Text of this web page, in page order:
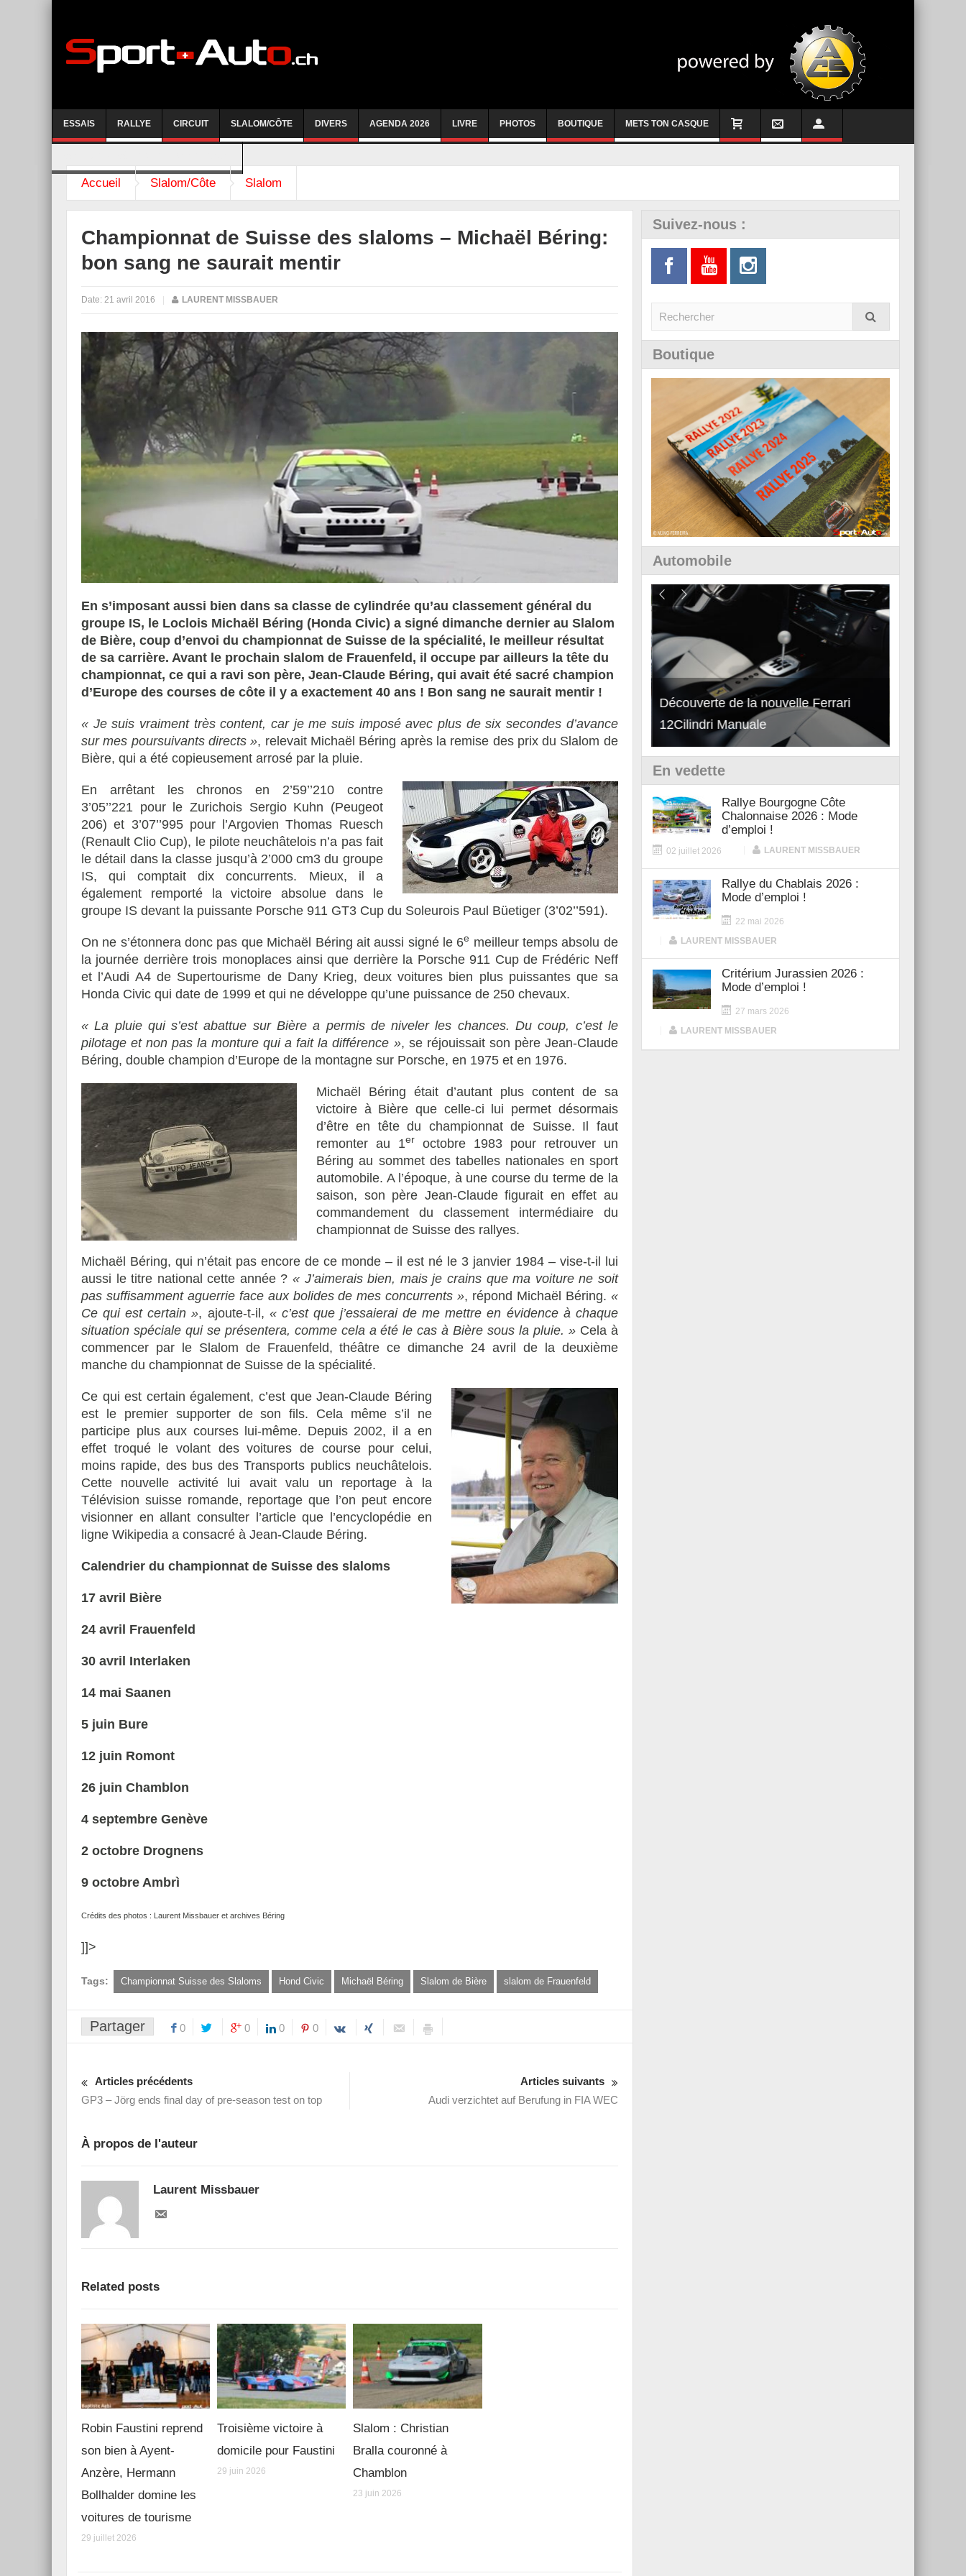
ESSAIS RALLYE CIRCUIT SLALOM/CÔTE DIVERS AGENDA 2026 LIVRE PHOTOS BOUTIQUE METS TON CASQUE
Accueil Slalom/Côte Slalom
Championnat de Suisse des slaloms – Michaël Béring:
bon sang ne saurait mentir
Date: 21 avril 2016 LAURENT MISSBAUER
En s’imposant aussi bien dans sa classe de cylindrée qu’au classement général du
groupe IS, le Loclois Michaël Béring (Honda Civic) a signé dimanche dernier au Slalom
de Bière, coup d’envoi du championnat de Suisse de la spécialité, le meilleur résultat
de sa carrière. Avant le prochain slalom de Frauenfeld, il occupe par ailleurs la tête du
championnat, ce qui a ravi son père, Jean-Claude Béring, qui avait été sacré champion
d’Europe des courses de côte il y a exactement 40 ans ! Bon sang ne saurait mentir !
« Je suis vraiment très content, car je me suis imposé avec plus de six secondes d’avance
sur mes poursuivants directs », relevait Michaël Béring après la remise des prix du Slalom de
Bière, qui a été copieusement arrosé par la pluie.
En arrêtant les chronos en 2’59’’210 contre
3’05’’221 pour le Zurichois Sergio Kuhn (Peugeot
206) et 3’07’’995 pour l’Argovien Thomas Ruesch
(Renault Clio Cup), le pilote neuchâtelois n’a pas fait
le détail dans la classe jusqu’à 2’000 cm3 du groupe
IS, qui comptait dix concurrents. Mieux, il a
également remporté la victoire absolue dans le
groupe IS devant la puissante Porsche 911 GT3 Cup du Soleurois Paul Büetiger (3’02’’591).
On ne s’étonnera donc pas que Michaël Béring ait aussi signé le 6e meilleur temps absolu de
la journée derrière trois monoplaces ainsi que derrière la Porsche 911 Cup de Frédéric Neff
et l’Audi A4 de Supertourisme de Dany Krieg, deux voitures bien plus puissantes que sa
Honda Civic qui date de 1999 et qui ne développe qu’une puissance de 250 chevaux.
« La pluie qui s’est abattue sur Bière a permis de niveler les chances. Du coup, c’est le
pilotage et non pas la monture qui a fait la différence », se réjouissait son père Jean-Claude
Béring, double champion d’Europe de la montagne sur Porsche, en 1975 et en 1976.
Michaël Béring était d’autant plus content de sa
victoire à Bière que celle-ci lui permet désormais
d’être en tête du championnat de Suisse. Il faut
remonter au 1er
octobre 1983 pour retrouver un
Béring au sommet des tabelles nationales en sport
automobile. A l’époque, à une course du terme de la
saison, son père Jean-Claude figurait en effet au
commandement du classement intermédiaire du
championnat de Suisse des rallyes.
Michaël Béring, qui n’était pas encore de ce monde – il est né le 3 janvier 1984 – vise-t-il lui
aussi le titre national cette année ?« J’aimerais bien, mais je crains que ma voiture ne soit
pas suffisamment aguerrie face aux bolides de mes concurrents », répond Michaël Béring. «
Ce qui est certain », ajoute-t-il, « c’est que j’essaierai de me mettre en évidence à chaque
situation spéciale qui se présentera, comme cela a été le cas à Bière sous la pluie. »Cela à
commencer par le Slalom de Frauenfeld, théâtre ce dimanche 24 avril de la deuxième
manche du championnat de Suisse de la spécialité.
Ce qui est certain également, c’est que Jean-Claude Béring
est le premier supporter de son fils. Cela même s’il ne
participe plus aux courses lui-même. Depuis 2002, il a en
effet troqué le volant des voitures de course pour celui,
moins rapide, des bus des Transports publics neuchâtelois.
Cette nouvelle activité lui avait valu un reportage à la
Télévision suisse romande, reportage que l’on peut encore
visionner en allant consulter l’article que l’encyclopédie en
ligne Wikipedia a consacré à Jean-Claude Béring.
Calendrier du championnat de Suisse des slaloms
17 avril Bière
24 avril Frauenfeld
30 avril Interlaken
14 mai Saanen
5 juin Bure
12 juin Romont
26 juin Chamblon
4 septembre Genève
2 octobre Drognens
9 octobre Ambrì
Crédits des photos : Laurent Missbauer et archives Béring
]]>
Tags: Championnat Suisse des Slaloms Hond Civic Michaël Béring Slalom de Bière slalom de Frauenfeld
Partager 0 0 0 0
Articles précédents
GP3 – Jörg ends final day of pre-season test on top
Articles suivants
Audi verzichtet auf Berufung in FIA WEC
À propos de l'auteur
Laurent Missbauer
Related posts
Robin Faustini reprend
son bien à Ayent-
Anzère, Hermann
Bollhalder domine les
voitures de tourisme
29 juillet 2026
Troisième victoire à
domicile pour Faustini
29 juin 2026
Slalom : Christian
Bralla couronné à
Chamblon
23 juin 2026
Suivez-nous :
Boutique
Automobile
Essai – Morgan Supersport
Reportage exclusif dans les coulisses
du Musée Porsche
Découverte de la nouvelle Ferrari
12Cilindri Manuale
En vedette
Rallye Bourgogne Côte
Chalonnaise 2026 : Mode
d’emploi !
02 juillet 2026 LAURENT MISSBAUER
Rallye du Chablais 2026 :
Mode d’emploi !
22 mai 2026
LAURENT MISSBAUER
Critérium Jurassien 2026 :
Mode d’emploi !
27 mars 2026
LAURENT MISSBAUER